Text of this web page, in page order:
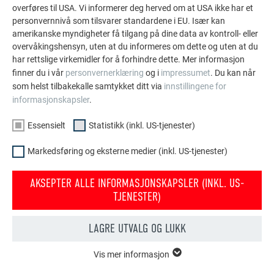
kan brukes. Oppdag flere imponerende prosjekter med
de holdbare PREFA aluminiumsløsningene for tak,
solcelleanlegg og fasader.
VIS FLERE REFERANSER
overføres til USA. Vi informerer deg herved om at USA ikke har et
personvernnivå som tilsvarer standardene i EU. Især kan
amerikanske myndigheter få tilgang på dine data av kontroll- eller
overvåkingshensyn, uten at du informeres om dette og uten at du
har rettslige virkemidler for å forhindre dette. Mer informasjon
finner du i vår personvernerklæring og i impressumet. Du kan når
som helst tilbakekalle samtykket ditt via innstillingene for
informasjonskapsler.
Essensielt Statistikk (inkl. US-tjenester)
Markedsføring og eksterne medier (inkl. US-tjenester)
AKSEPTER ALLE INFORMASJONSKAPSLER (INKL. US-
TJENESTER)
LAGRE UTVALG OG LUKK
Vis mer informasjon